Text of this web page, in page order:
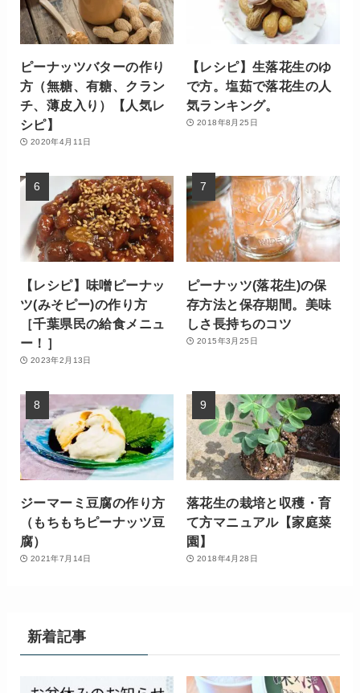
ピーナッツバターの作り
方（無糖、有糖、クラン
チ、薄皮入り）【人気レ
シピ】
2020年4月11日
【レシピ】生落花生のゆ
で方。塩茹で落花生の人
気ランキング。
2018年8月25日
【レシピ】味噌ピーナッ
ツ(みそピー)の作り方
［千葉県民の給食メニュ
ー！］
2023年2月13日
ピーナッツ(落花生)の保
存方法と保存期間。美味
しさ長持ちのコツ
2015年3月25日
ジーマーミ豆腐の作り方
（もちもちピーナッツ豆
腐）
2021年7月14日
落花生の栽培と収穫・育
て方マニュアル【家庭菜
園】
2018年4月28日
新着記事